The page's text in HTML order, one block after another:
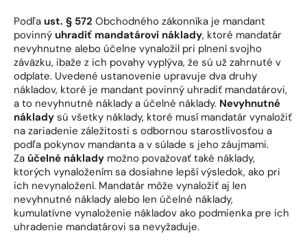
Podľa ust. § 572 Obchodného zákonníka je mandant
povinný uhradiť mandatárovi náklady, ktoré mandatár
nevyhnutne alebo účelne vynaložil pri plnení svojho
záväzku, ibaže z ich povahy vyplýva, že sú už zahrnuté v
odplate. Uvedené ustanovenie upravuje dva druhy
nákladov, ktoré je mandant povinný uhradiť mandatárovi,
a to nevyhnutné náklady a účelné náklady. Nevyhnutné
náklady sú všetky náklady, ktoré musí mandatár vynaložiť
na zariadenie záležitosti s odbornou starostlivosťou a
podľa pokynov mandanta a v súlade s jeho záujmami.
Za účelné náklady možno považovať také náklady,
ktorých vynaložením sa dosiahne lepší výsledok, ako pri
ich nevynaložení. Mandatár môže vynaložiť aj len
nevyhnutné náklady alebo len účelné náklady,
kumulatívne vynaloženie nákladov ako podmienka pre ich
uhradenie mandatárovi sa nevyžaduje.